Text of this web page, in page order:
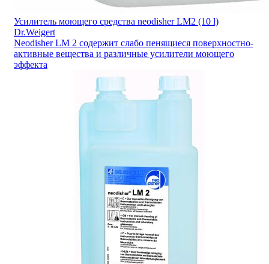
Усилитель моющего средства neodisher LM2 (10 l)
Dr.Weigert
Neodisher LM 2 содержит слабо пенящиеся поверхностно-
активные вещества и различные усилители моющего
эффекта